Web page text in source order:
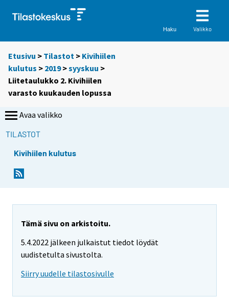
Haku Valikko
Etusivu > Tilastot > Kivihiilen
kulutus > 2019>syyskuu >
Liitetaulukko 2. Kivihiilen
varasto kuukauden lopussa
Avaa valikko
TILASTOT
Kivihiilen kulutus
Tämä sivu on arkistoitu.
5.4.2022 jälkeen julkaistut tiedot löydät
uudistetulta sivustolta.
Siirry uudelle tilastosivulle